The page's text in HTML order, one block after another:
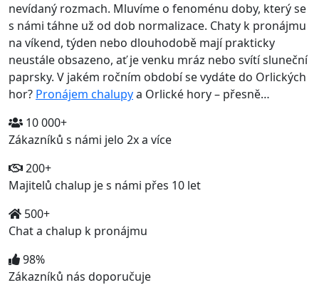
nevídaný rozmach. Mluvíme o fenoménu doby, který se
s námi táhne už od dob normalizace. Chaty k pronájmu
na víkend, týden nebo dlouhodobě mají prakticky
neustále obsazeno, ať je venku mráz nebo svítí sluneční
paprsky. V jakém ročním období se vydáte do Orlických
hor? Pronájem chalupya Orlické hory – přesně…
10 000+
Zákazníků s námi jelo 2x a více
200+
Majitelů chalup je s námi přes 10 let
500+
Chat a chalup k pronájmu
98%
Zákazníků nás doporučuje